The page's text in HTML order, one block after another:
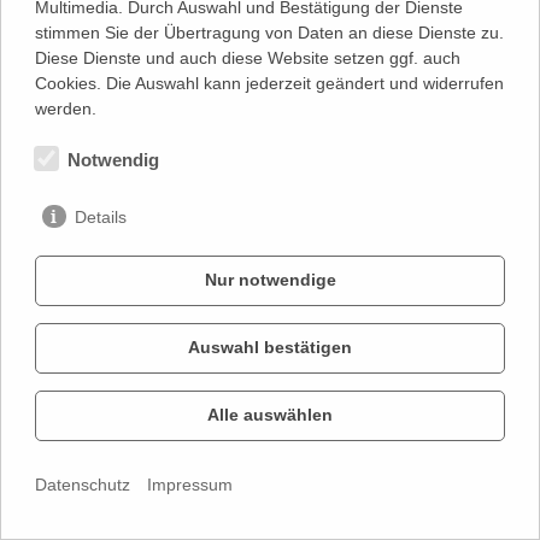
Enttäuschungen, Ämterquerelen, die es bis zur Verzweiflung gab,
soll heute nicht geredet werden. In finanzieller Sicherheit kann
Schölch sich auch heute nicht wiegen. Sein Traum wäre wohl
eine freie Gruppe im Stil von Peter Brook oder Jerzy Grotowski.
Aber er hat zu seinem und unserm Glück ja ein Haus, das
erfrischt im Kopf und im Herzen, hat ganz neu das Staunen
IMPRESSUM
Multimedia. Durch Auswahl und Bestätigung der Dienste
stimmen Sie der Übertragung von Daten an diese Dienste zu.
Diese Dienste und auch diese Website setzen ggf. auch
Cookies. Die Auswahl kann jederzeit geändert und widerrufen
werden.
Notwendig
Details
Nur notwendige
Auswahl bestätigen
Alle auswählen
Datenschutz Impressum